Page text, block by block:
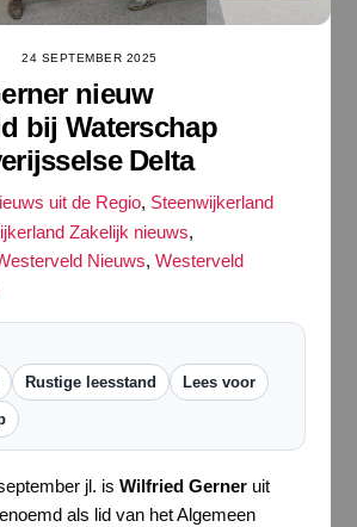
24 SEPTEMBER 2025
nieuw
bij Waterschap
Delta
uit de Regio, Steenwijkerland
Zakelijk nieuws,
Nieuws, Westerveld
Rustige leesstand Lees voor
jl. is Wilfried Gerneruit
als lid van het Algemeen